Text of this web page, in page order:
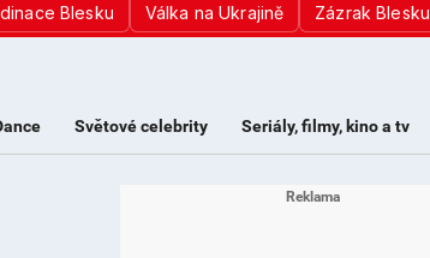
Blesku Válka na Ukrajině Zázrak Blesku
Světové celebrity Seriály, filmy, kino a tv